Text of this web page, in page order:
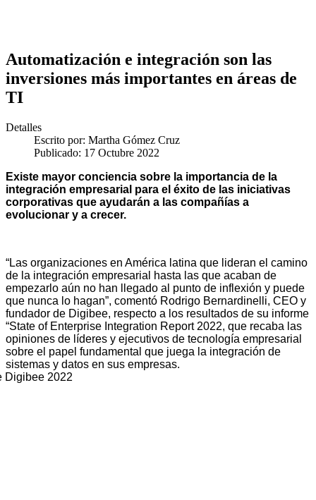
Automatización e integración son las
inversiones más importantes en áreas de
TI
Detalles
Escrito por: Martha Gómez Cruz
Publicado: 17 Octubre 2022
Existe mayor conciencia sobre la importancia de la
integración empresarial para el éxito de las iniciativas
corporativas que ayudarán a las compañías a
evolucionar y a crecer.
“Las organizaciones en América latina que lideran el camino
de la integración empresarial hasta las que acaban de
empezarlo aún no han llegado al punto de inflexión y puede
que nunca lo hagan”, comentó Rodrigo Bernardinelli, CEO y
fundador de Digibee, respecto a los resultados de su informe
“State of Enterprise Integration Report 2022, que recaba las
opiniones de líderes y ejecutivos de tecnología empresarial
sobre el papel fundamental que juega la integración de
sistemas y datos en sus empresas.